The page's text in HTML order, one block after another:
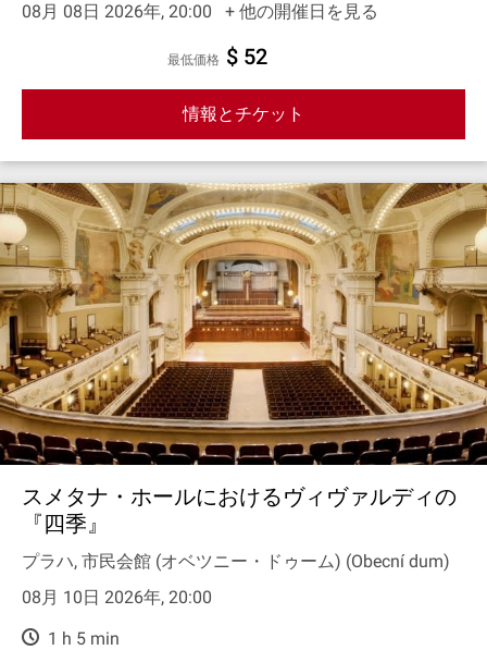
08月 08日 2026年, 20:00 + 他の開催日を見る
最低価格 $ 52
情報とチケット
スメタナ・ホールにおけるヴィヴァルディの
『四季』
プラハ, 市民会館 (オベツニー・ドゥーム) (Obecní dum)
08月 10日 2026年, 20:00
1 h 5 min